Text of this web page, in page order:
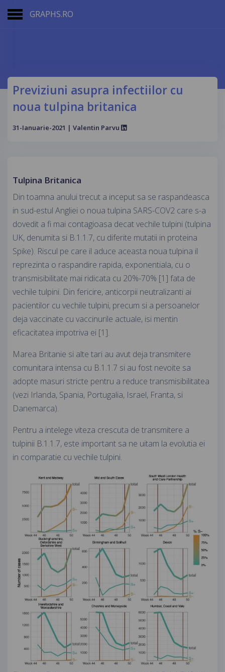
GRAPHS.RO
Previziuni asupra infectiilor cu
noua tulpina britanica
31-Ianuarie-2021 | Valentin Parvu
Tulpina Britanica
Din toamna anului trecut a inceput sa se raspandeasca
in sud-estul Angliei o noua tulpina SARS-COV2 care s-a
dovedit a fi mai contagioasa decat vechile tulpini (tulpina
UK, denumita si B.1.1.7, cu diferite mutatii in proteina
Spike). Riscul pe care il aduce aceasta noua tulpina il
reprezinta o raspandire rapida, exponentiala, cu o
transmisibilitate mai ridicata cu 20%-70% [1] fata de
vechile tulpini. Din fericire, anticorpii neutralizanti ai
pacientilor cu vechile tulpini, precum si a persoanelor
deja vaccinate cu vaccinurile actuale, isi mentin
eficacitatea impotriva ei [1].
Marea Britanie si alte tari au avut deja transmitere
comunitara intensa cu B.1.1.7 si au fost nevoite sa
adopte masuri stricte pentru a reduce transmisibilitatea
(vezi Irlanda, Spania, Portugalia, Israel, Franta, si
Danemarca).
Pentru a intelege viteza crescuta de transmitere a
tulpinii B.1.1.7, este important sa ne uitam la evolutia ei
in comparatie cu vechile tulpini.